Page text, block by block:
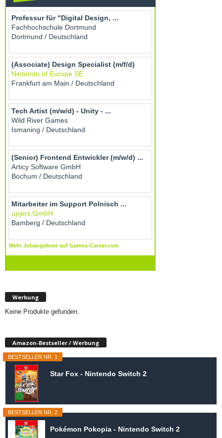
Werbung
Keine Produkte gefunden.
Amazon-Bestseller / Werbung
BESTSELLER NR. 1
Star Fox - Nintendo Switch 2
BESTSELLER NR. 2
Pokémon Pokopia - Nintendo Switch 2